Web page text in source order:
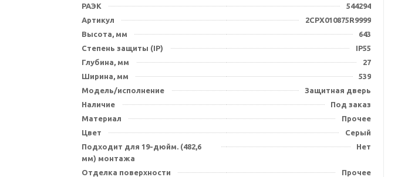
РАЭК
544294
Артикул
2CPX010875R9999
Высота, мм
643
Степень защиты (IP)
IP55
Глубина, мм
27
Ширина, мм
539
Модель/исполнение
Защитная дверь
Наличие
Под заказ
Материал
Прочее
Цвет
Серый
Подходит для 19-дюйм. (482,6
мм) монтажа
Нет
Отделка поверхности
Прочее